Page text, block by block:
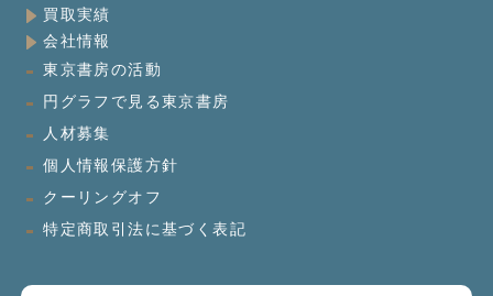
買取実績
会社情報
東京書房の活動
円グラフで見る東京書房
人材募集
個人情報保護方針
クーリングオフ
特定商取引法に基づく表記